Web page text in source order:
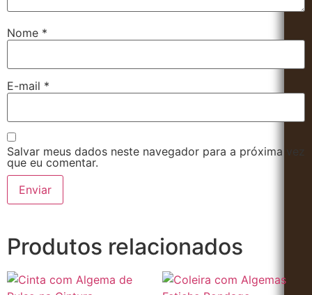
Nome *
E-mail *
Salvar meus dados neste navegador para a próxima vez
que eu comentar.
Produtos relacionados